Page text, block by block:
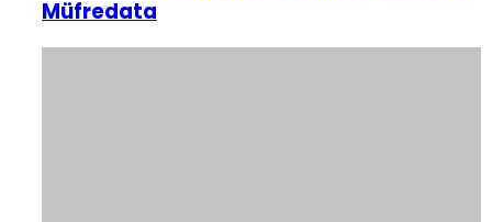
Müfredata